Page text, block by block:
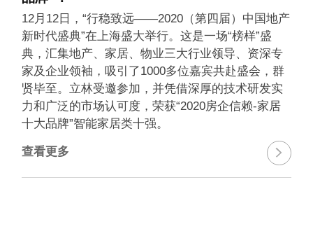
12月12日，“行稳致远——2020（第四届）中国地产
新时代盛典”在上海盛大举行。这是一场“榜样”盛
典，汇集地产、家居、物业三大行业领导、资深专
家及企业领袖，吸引了1000多位嘉宾共赴盛会，群
贤毕至。立林受邀参加，并凭借深厚的技术研发实
力和广泛的市场认可度，荣获“2020房企信赖-家居
十大品牌”智能家居类十强。
查看更多 